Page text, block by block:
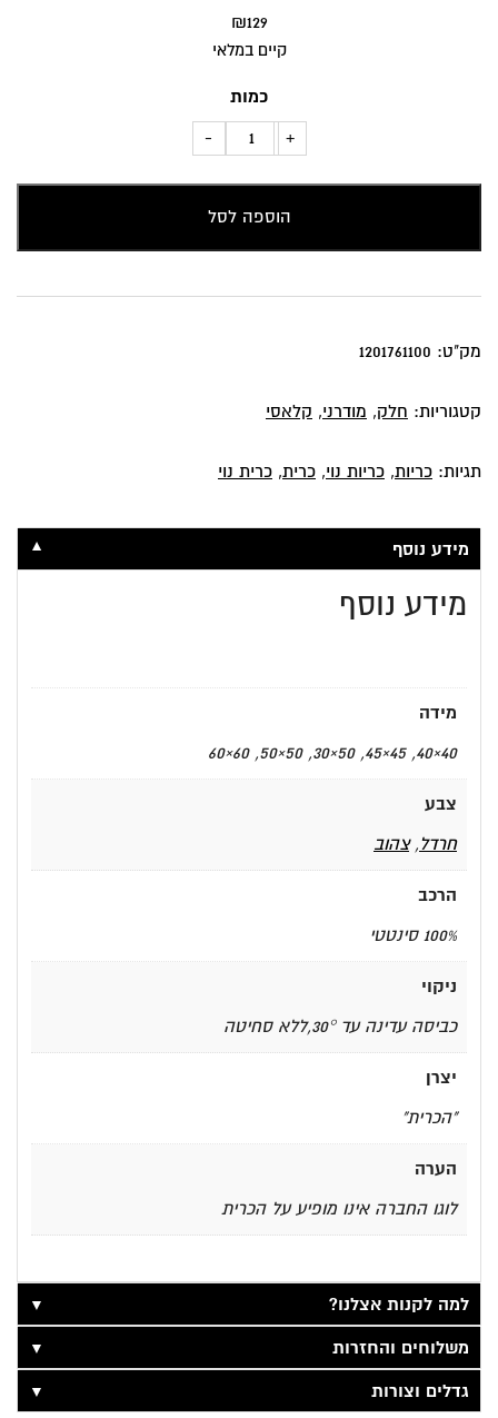
₪129
קיים במלאי
כמות
+
כמות
נוי
שאנל
-
הוספה לסל
מק"ט: 1201761100
קטגוריות: חלק, מודרני, קלאסי
תגיות: כריות, כריות נוי, כרית, כרית נוי
מידע נוסף ▼
מידע נוסף
מידה
40×40, 45×45, 50×30, 50×50, 60×60
צבע
חרדל,צהוב
הרכב
100% סינטטי
ניקוי
כביסה עדינה עד 30°,ללא סחיטה
יצרן
"הכרית"
הערה
לוגו החברה אינו מופיע על הכרית
למה לקנות אצלנו?
▼
משלוחים והחזרות
▼
גדלים וצורות
▼